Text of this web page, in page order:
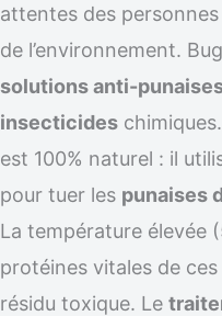
attentes des
de l’environnement.
solutions anti-
insecticides
est 100% naturel : il
pour tuer les punaises
La température élevée
protéines vitales de ces
résidu toxique. Le